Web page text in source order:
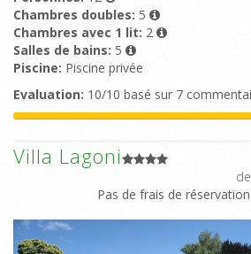
Chambres doubles: 5
Chambres avec 1 lit: 2
Salles de bains: 5
Piscine: Piscine privée
Evaluation: 10/10 basé sur 7
Villa Lagoni
Pas de frais de réservation